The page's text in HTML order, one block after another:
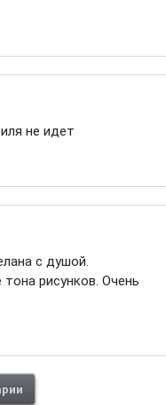
не идет
с душой.
рисунков. Очень